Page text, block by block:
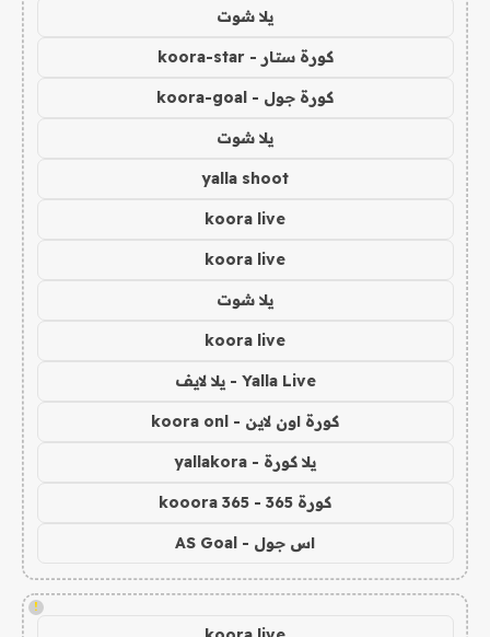
يلا شوت
كورة ستار - koora-star
كورة جول - koora-goal
يلا شوت
yalla shoot
koora live
koora live
يلا شوت
koora live
Yalla Live - يلا لايف
كورة اون لاين - koora onl
يلا كورة - yallakora
كورة 365 - kooora 365
اس جول - AS Goal
!